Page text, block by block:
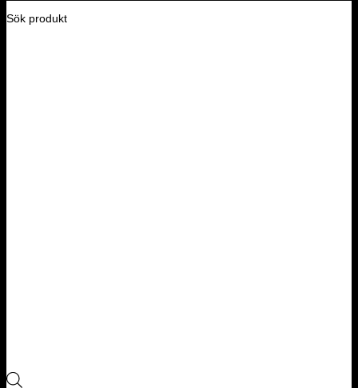
Sök produkt